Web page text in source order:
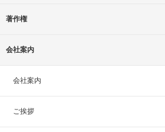
著作権
会社案内
会社案内
ご挨拶